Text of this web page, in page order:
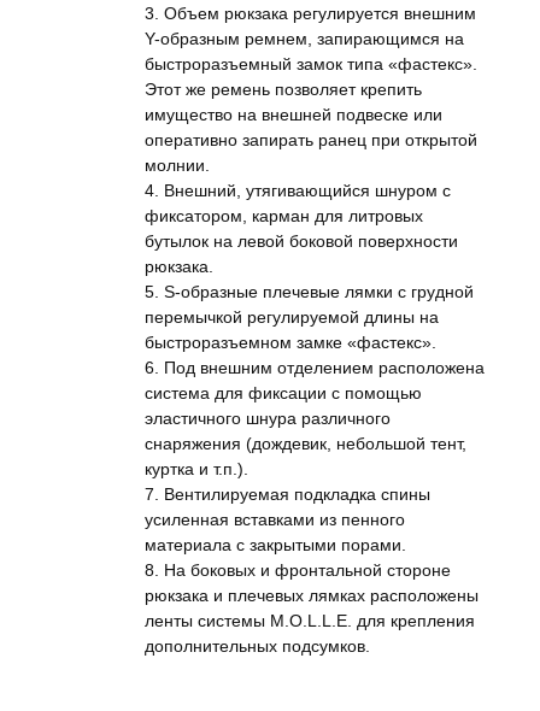
3. Объем рюкзака регулируется внешним
Y-образным ремнем, запирающимся на
быстроразъемный замок типа «фастекс».
Этот же ремень позволяет крепить
имущество на внешней подвеске или
оперативно запирать ранец при открытой
молнии.
4. Внешний, утягивающийся шнуром с
фиксатором, карман для литровых
бутылок на левой боковой поверхности
рюкзака.
5. S-образные плечевые лямки с грудной
перемычкой регулируемой длины на
быстроразъемном замке «фастекс».
6. Под внешним отделением расположена
система для фиксации с помощью
эластичного шнура различного
снаряжения (дождевик, небольшой тент,
куртка и т.п.).
7. Вентилируемая подкладка спины
усиленная вставками из пенного
материала с закрытыми порами.
8. На боковых и фронтальной стороне
рюкзака и плечевых лямках расположены
ленты системы M.O.L.L.E. для крепления
дополнительных подсумков.